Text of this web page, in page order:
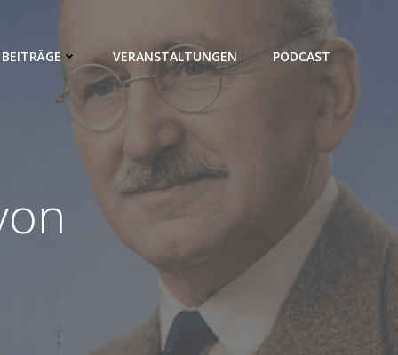
BEITRÄGE VERANSTALTUNGEN PODCAST